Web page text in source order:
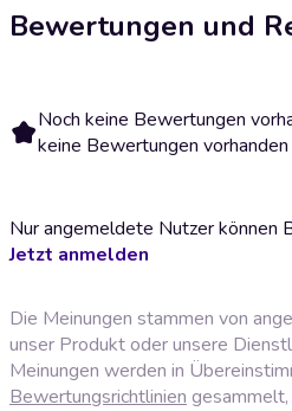
Bewertungen und
Noch keine Bewertungen
keine Bewertungen
Nur angemeldete Nutzer können
Jetzt anmelden
Die Meinungen stammen von
unser Produkt oder unsere
Meinungen werden in
Bewertungsrichtlinien